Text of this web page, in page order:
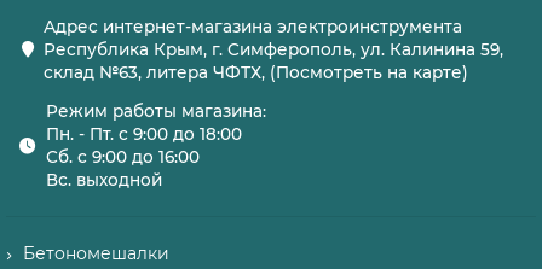
Адрес интернет-магазина электроинструмента
Республика Крым, г. Симферополь, ул. Калинина 59,
склад №63, литера ЧФТХ, (Посмотреть на карте)
Режим работы магазина:
Пн. - Пт. с 9:00 до 18:00
Сб. с 9:00 до 16:00
Вс. выходной
Бетономешалки